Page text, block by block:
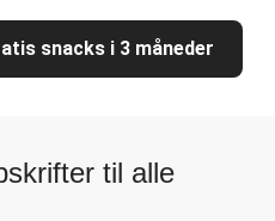
snacks i 3 måneder
til alle